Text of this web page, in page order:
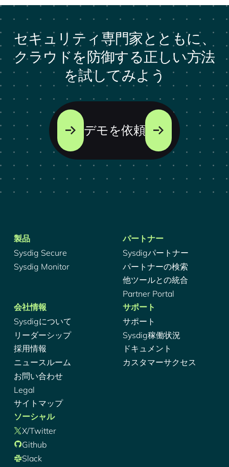
セキュリティ専門家とともに、
クラウドを防御する正しい方法
を試してみよう
デモを依頼
製品
Sysdig Secure
Sysdig Monitor
パートナー
Sysdigパートナー
パートナーの検索
他ツールとの統合
Partner Portal
会社情報
Sysdigについて
リーダーシップ
採用情報
ニュースルーム
お問い合わせ
Legal
サイトマップ
サポート
サポート
Sysdig稼働状況
ドキュメント
カスタマーサクセス
ソーシャル
X/Twitter
Github
Slack